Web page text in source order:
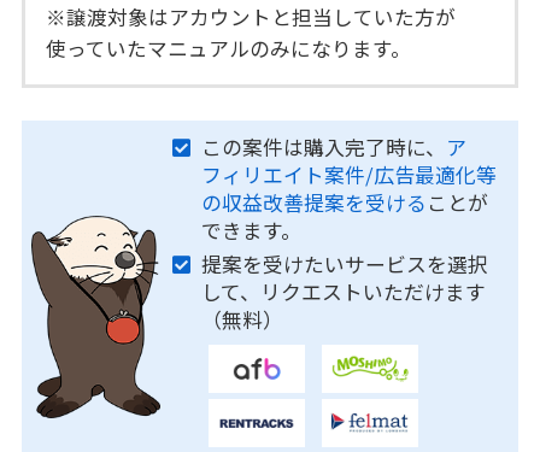
※譲渡対象はアカウントと担当していた方が
使っていたマニュアルのみになります。
この案件は購入完了時に、 ア
フィリエイト案件/広告最適化等
の収益改善提案を受ける ことが
できます。
提案を受けたいサービスを選択
して、リクエストいただけます
（無料）